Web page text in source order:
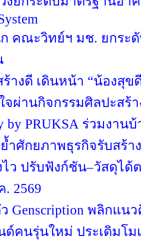
คณะวิทย์ฯ มช. ยกระ
างดี เดินหน้า “น้องสุข
จผ่านกิจกรรมศิลปะสร้
by PRUKSA ร่วมงาน
ำศักยภาพธุรกิจรับสร้
ว ปรับฟังก์ชัน–วัสดุได้
. 2569
ว Genscription พลิกแ
ด์คนรุ่นใหม่ ประเดิมโมเ